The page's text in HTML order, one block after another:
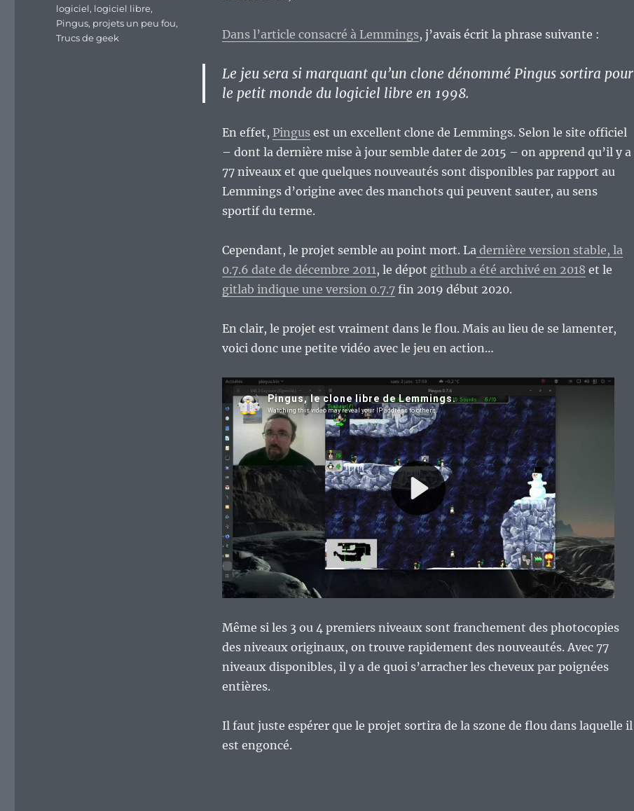
Dans l’article consacré à Lemmings, j’avais écrit la phrase suivante :
Le jeu sera si marquant qu’un clone dénommé Pingus sortira pour
le petit monde du logiciel libre en 1998.
En effet, Pingusest un excellent clone de Lemmings. Selon le site officiel
– dont la dernière mise à jour semble dater de 2015 – on apprend qu’il y a
77 niveaux et que quelques nouveautés sont disponibles par rapport au
Lemmings d’origine avec des manchots qui peuvent sauter, au sens
sportif du terme.
Cependant, le projet semble au point mort. Ladernière version stable, la
0.7.6 date de décembre 2011, le dépot github a été archivé en 2018 et le
gitlab indique une version 0.7.7fin 2019 début 2020.
En clair, le projet est vraiment dans le flou. Mais au lieu de se lamenter,
voici donc une petite vidéo avec le jeu en action…
Même si les 3 ou 4 premiers niveaux sont franchement des photocopies
des niveaux originaux, on trouve rapidement des nouveautés. Avec 77
niveaux disponibles, il y a de quoi s’arracher les cheveux par poignées
entières.
Il faut juste espérer que le projet sortira de la szone de flou dans laquelle il
est engoncé.
logiciel, logiciel libre,
Pingus, projets un peu fou,
Trucs de geek